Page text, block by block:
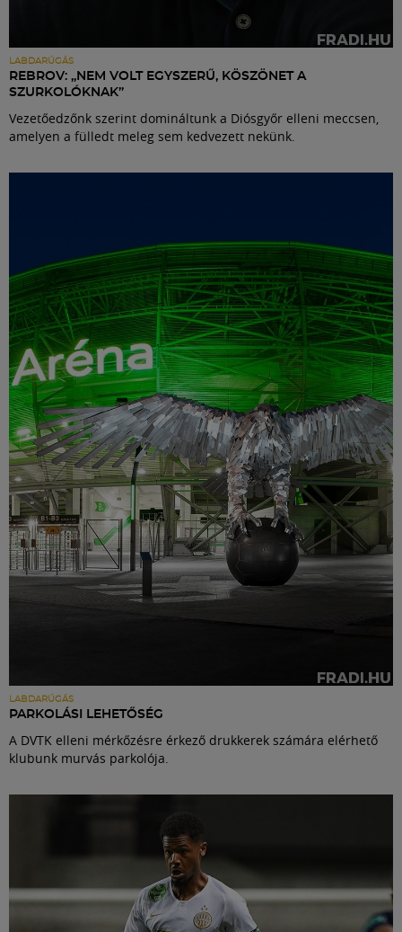
LABDARÚGÁS
REBROV: „NEM VOLT EGYSZERŰ, KÖSZÖNET A
SZURKOLÓKNAK”
Vezetőedzőnk szerint domináltunk a Diósgyőr elleni meccsen,
amelyen a fülledt meleg sem kedvezett nekünk.
LABDARÚGÁS
PARKOLÁSI LEHETŐSÉG
A DVTK elleni mérkőzésre érkező drukkerek számára elérhető
klubunk murvás parkolója.